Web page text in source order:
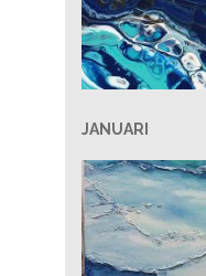
JANUARI